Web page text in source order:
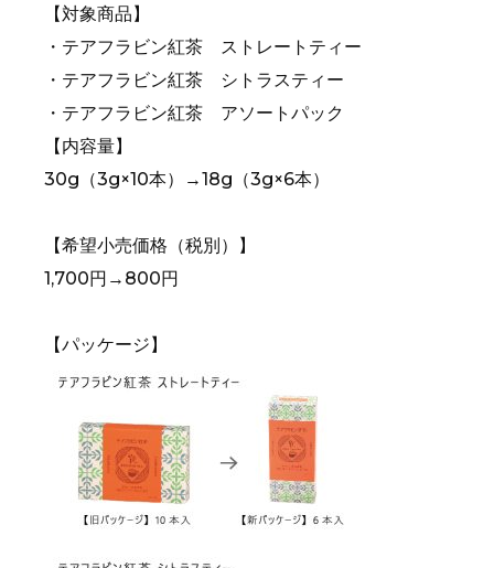
【対象商品】
・テアフラビン紅茶 ストレートティー
・テアフラビン紅茶 シトラスティー
・テアフラビン紅茶 アソートパック
【内容量】
30g（3g×10本）→18g（3g×6本）
【希望小売価格（税別）】
1,700円→800円
【パッケージ】